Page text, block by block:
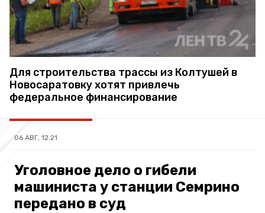
Для строительства трассы из Колтушей в
Новосаратовку хотят привлечь
федеральное финансирование
06 АВГ, 12:21
Уголовное дело о гибели
машиниста у станции Семрино
передано в суд